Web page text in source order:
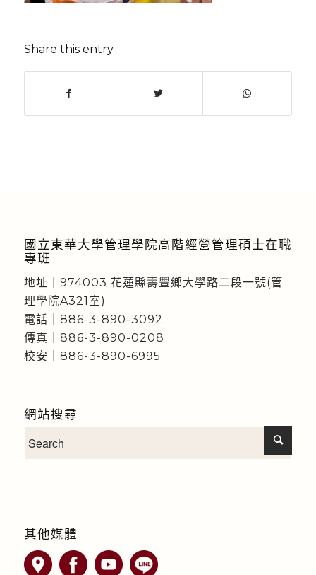
Share this entry
國立東華大學管理學院高階經營管理碩士在職
專班
地址｜974003 花蓮縣壽豐鄉大學路二段一號(管
理學院A321室)
電話｜886-3-890-3092
傳真｜886-3-890-0208
校安｜886-3-890-6995
網站搜尋
其他媒體